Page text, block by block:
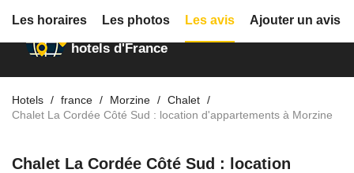
Annuaire des
hotels d'France
Hotels france Morzine
Chalet
Chalet La Cordée Côté Sud : location d'appartements à Morzine
Chalet La Cordée Côté Sud : location
Les horaires Les photos Les avis Ajouter un avis